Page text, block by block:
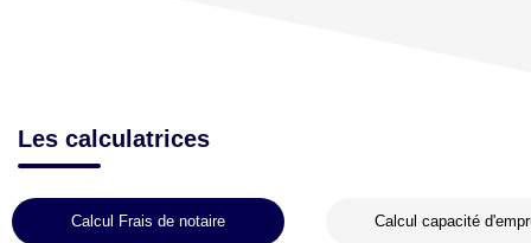
Les calculatrices
Calcul Frais de notaire Calcul capacité